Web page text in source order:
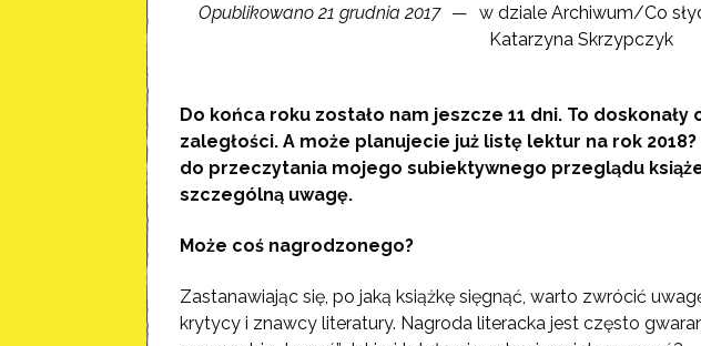
Opublikowano 21 grudnia 2017 w dzialeArchiwum/Co
Katarzyna Skrzypczyk
Do końca roku zostało nam jeszcze 11 dni. To
zaległości. A może planujecie już listę lektur na rok
do przeczytania mojego subiektywnego przeglądu
szczególną uwagę.
Może coś nagrodzonego?
Zastanawiając się, po jaką książkę sięgnąć, warto zwrócić
krytycy i znawcy literatury. Nagroda literacka jest często